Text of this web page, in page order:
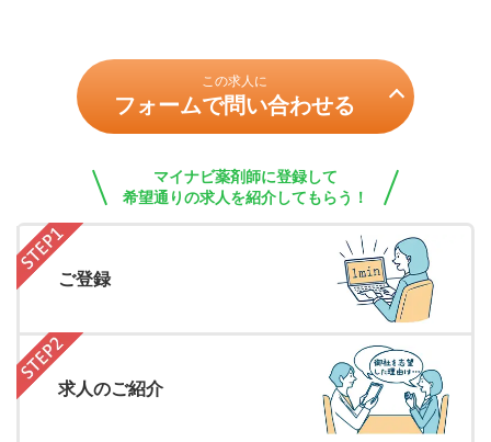
この求人に
フォームで問い合わせる
マイナビ薬剤師に登録して
希望通りの求人を紹介してもらう！
ご登録
求人のご紹介